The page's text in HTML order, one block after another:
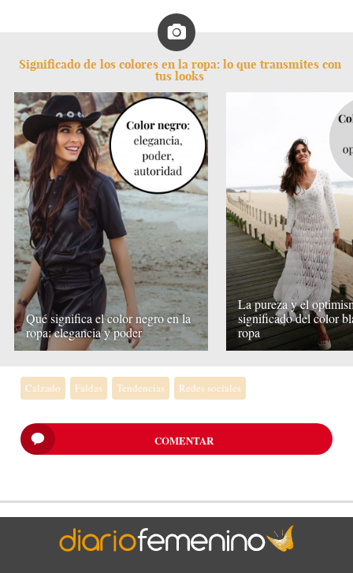
Significado de los colores en la ropa: lo que transmites con
tus looks
Qué significa el color negro en la
ropa: elegancia y poder
La pureza y el
significado del color
ropa
Calzado Faldas Tendencias Redes sociales
COMENTAR